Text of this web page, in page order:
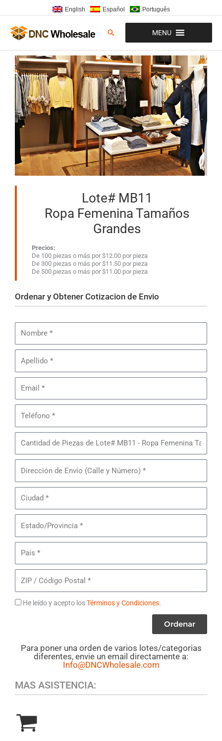
al
contenido
English Español Português
Buscar MENU
Lote# MB11
Ropa Femenina Tamaños
Grandes
Precios:
De 100 piezas o más por $12.00 por pieza
De 300 piezas o más por $11.50 por pieza
De 500 piezas o más por $11.00 por pieza
Ordenar y Obtener Cotizacion de Envio
Piezas
de
Lote#
MB11
-
Ropa
Femenina
Tamaños
Envío
Código
Términos
He leído y acepto losTérminos y Condiciones.
Ordenar
Para poner una orden de varios lotes/categorias
diferentes, envie un email directamente a:
Info@DNCWholesale.com
MAS ASISTENCIA: